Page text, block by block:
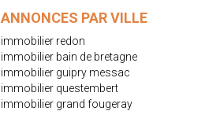
ANNONCES PAR VILLE
immobilier redon
immobilier bain de bretagne
immobilier guipry messac
immobilier questembert
immobilier grand fougeray